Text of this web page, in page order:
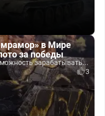
мрамор» в Мире
за победы
зарабатывать...
3